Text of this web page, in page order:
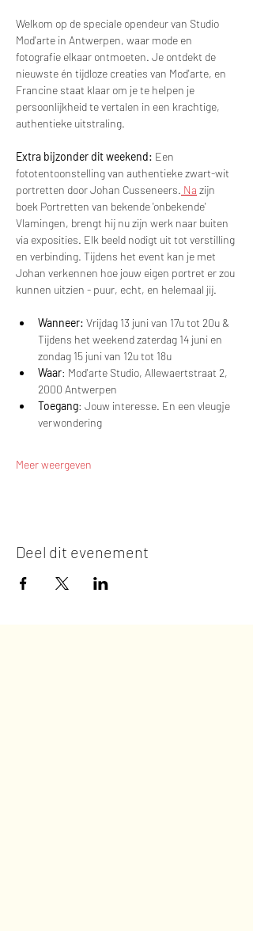
Welkom op de speciale opendeur van Studio
Mod'arte in Antwerpen, waar mode en
fotografie elkaar ontmoeten. Je ontdekt de
nieuwste én tijdloze creaties van Mod'arte, en
Francine staat klaar om je te helpen je
persoonlijkheid te vertalen in een krachtige,
authentieke uitstraling.
Extra bijzonder dit weekend: Een
fototentoonstelling van authentieke zwart-wit
portretten door Johan Cusseneers. Na zijn
boek Portretten van bekende 'onbekende'
Vlamingen, brengt hij nu zijn werk naar buiten
via exposities. Elk beeld nodigt uit tot verstilling
en verbinding. Tijdens het event kan je met
Johan verkennen hoe jouw eigen portret er zou
kunnen uitzien - puur, echt, en helemaal jij.
Wanneer: Vrijdag 13 juni van 17u tot 20u &
Tijdens het weekend zaterdag 14 juni en
zondag 15 juni van 12u tot 18u
Waar: Mod'arte Studio, Allewaertstraat 2,
2000 Antwerpen
Toegang: Jouw interesse. En een vleugje
verwondering
Meer weergeven
Deel dit evenement